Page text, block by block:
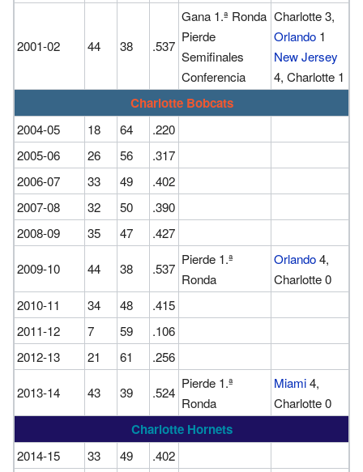
2001-02 44 38 .537
Gana 1.ª Ronda
Pierde
Semifinales
Conferencia
Charlotte 3,
Orlando 1
New Jersey
4, Charlotte 1
Charlotte Bobcats
2004-05 18 64
.220
2005-06
26 56
.317
2006-07
33 49
.402
2007-08
32 50
.390
2008-09
35 47 .427
2009-10 44 38 .537
Pierde 1.ª
Ronda
Orlando4,
Charlotte 0
2010-11
34 48
.415
2011-12
7 59
.106
2012-13
21 61 .256
2013-14 43 39 .524
Pierde 1.ª
Ronda
Miami4,
Charlotte 0
Charlotte Hornets
2014-15 33 49 .402